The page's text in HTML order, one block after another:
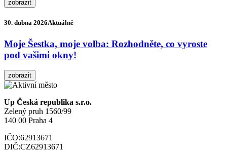
zobrazit
30. dubna 2026Aktuálně
Moje Šestka, moje volba: Rozhodněte, co vyroste
pod vašimi okny!
zobrazit
Up Česká republika s.r.o.
Zelený pruh 1560/99
140 00 Praha 4
IČO:62913671
DIČ:CZ62913671